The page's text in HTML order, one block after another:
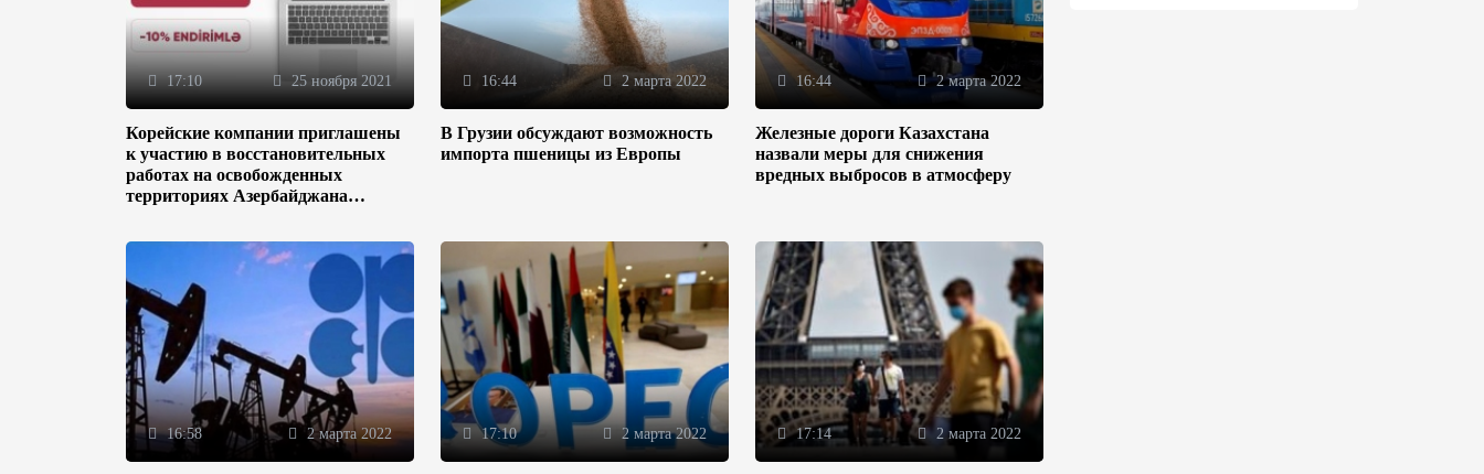
17:10 25 ноября 2021
Корейские компании приглашены
к участию в восстановительных
работах на освобожденных
территориях Азербайджана
16:44 2 марта 2022
В Грузии обсуждают возможность
импорта пшеницы из Европы
16:44 2 марта 2022
Железные дороги Казахстана
назвали меры для снижения
вредных выбросов в атмосферу
16:58 2 марта 2022 17:10 2 марта 2022 17:14 2 марта 2022